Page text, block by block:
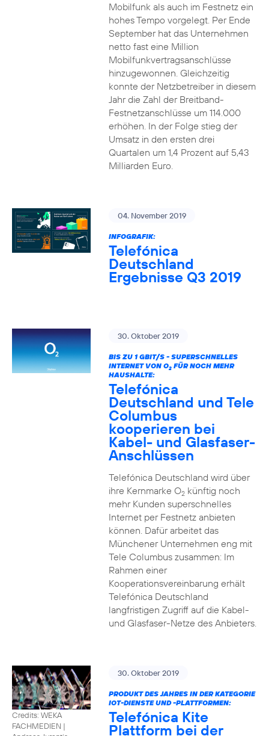
Mobilfunk als auch im Festnetz ein
hohes Tempo vorgelegt. Per Ende
September hat das Unternehmen
netto fast eine Million
Mobilfunkvertragsanschlüsse
hinzugewonnen. Gleichzeitig
konnte der Netzbetreiber in diesem
Jahr die Zahl der Breitband-
Festnetzanschlüsse um 114.000
erhöhen. In der Folge stieg der
Umsatz in den ersten drei
Quartalen um 1,4 Prozent auf 5,43
Milliarden Euro.
04. November 2019
INFOGRAFIK:
Telefónica
Deutschland
Ergebnisse Q3 2019
30. Oktober 2019
BIS ZU 1 GBIT/S - SUPERSCHNELLES
INTERNET VON O2FÜR NOCH MEHR
HAUSHALTE:
Telefónica
Deutschland und Tele
Columbus
kooperieren bei
Kabel- und Glasfaser-
Anschlüssen
Telefónica Deutschland wird über
ihre Kernmarke O2künftig noch
mehr Kunden superschnelles
Internet per Festnetz anbieten
können. Dafür arbeitet das
Münchener Unternehmen eng mit
Tele Columbus zusammen: Im
Rahmen einer
Kooperationsvereinbarung erhält
Telefónica Deutschland
langfristigen Zugriff auf die Kabel-
und Glasfaser-Netze des Anbieters.
Credits: WEKA
FACHMEDIEN |
30. Oktober 2019
PRODUKT DES JAHRES IN DER KATEGORIE
IOT-DIENSTE UND -PLATTFORMEN:
Telefónica Kite
Plattform bei der